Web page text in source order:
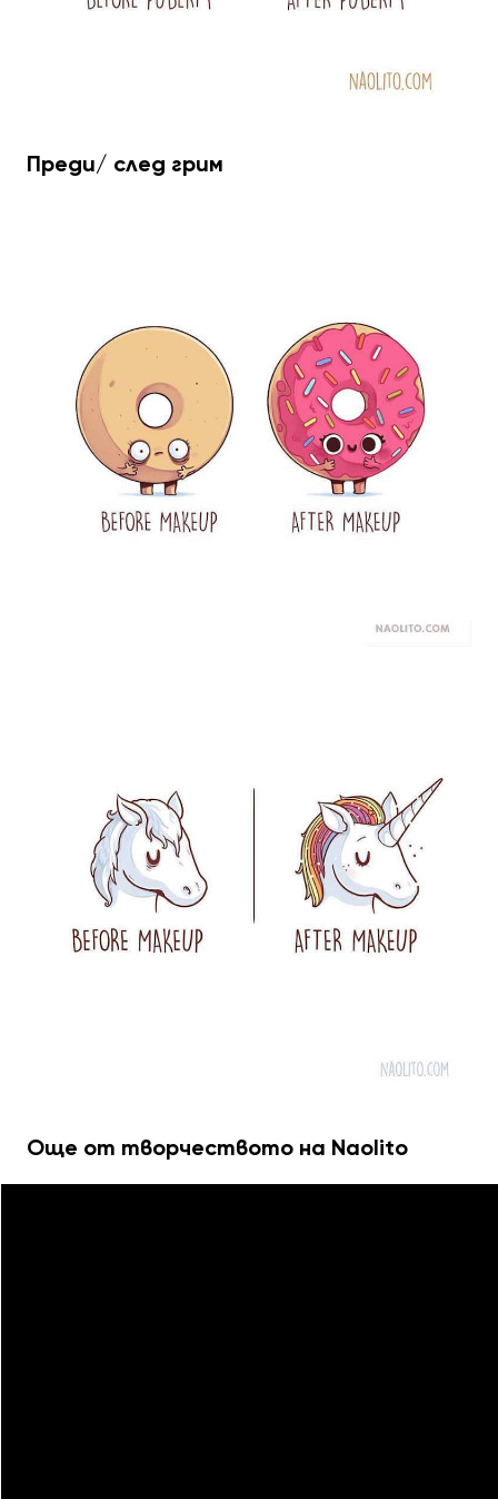
Преди/ след грим
Още от творчеството на Naolito